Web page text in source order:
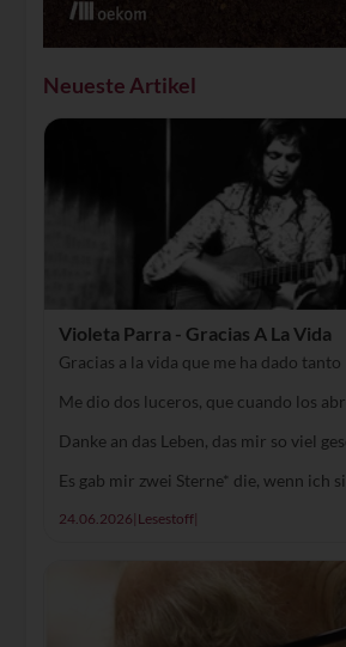
Neueste Artikel
Violeta Parra - Gracias A La Vida
Gracias a la vida que me ha dado tanto
Me dio dos luceros, que cuando los
Danke an das Leben, das mir so viel
Es gab mir zwei Sterne* die, wenn ich
24.06.2026| Lesestoff|